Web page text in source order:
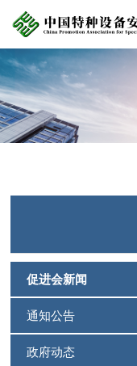
促进会新闻
通知公告
政府动态